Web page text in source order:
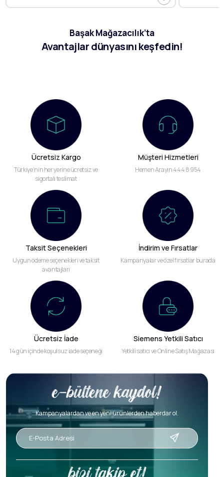
Başak Mağazacılık’ta
Avantajlar dünyasını keşfedin!
Ücretsiz Kargo
Türkiye’nin her yerine ücretsiz ve
sigortalı teslimat
Müşteri Hizmetleri
Hemen Arayın 444 8 954
Taksit Seçenekleri
Uygun ödeme seçenekleri ve taksit
avantajları
İndirim ve Fırsatlar
Kampanyalar ve özel fırsatlar burada
Ücretsiz İade
14 gün içinde koşulsuz iade seçeneği
Siemens Yetkili Satıcı
Yetkili satıcı ve Online Satış Mağazası
Kampanyalardan ve en yeni ürünlerden haberdar ol.